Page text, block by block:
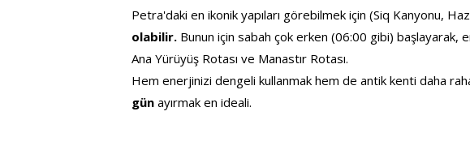
Petra'daki en ikonik yapıları görebilmek için (Siq Kanyonu,
olabilir. Bunun için sabah çok erken (06:00 gibi) başlayarak,
Ana Yürüyüş Rotası ve Manastır Rotası.
Hem enerjinizi dengeli kullanmak hem de antik kenti daha
gün ayırmak en ideali.